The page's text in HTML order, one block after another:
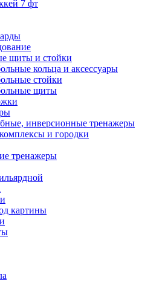
7 фт
щиты и стойки
кольца и аксессуары
стойки
щиты
инверсионные тренажеры
и городки
тренажеры
картины